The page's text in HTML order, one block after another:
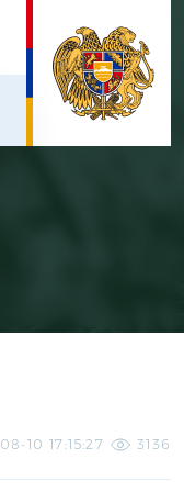
10 17:15:27 3136